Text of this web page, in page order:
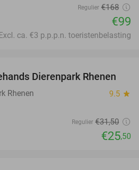
Regulier €168
€99
ca. €3 p.p.p.n. toeristenbelasting
19%
Dierenpark Rhenen
Rhenen 9.5 star
Regulier €31,50
€25,50